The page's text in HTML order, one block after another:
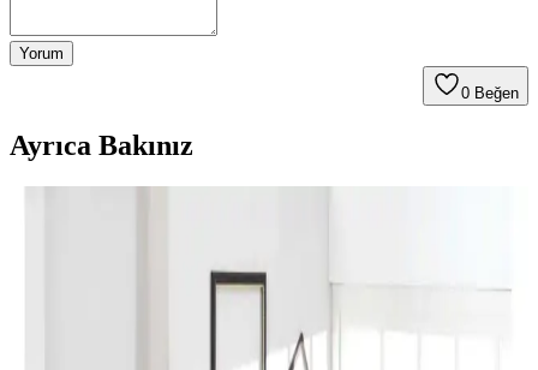
Yorum
0 Beğen
Ayrıca Bakınız
Perde ve nevresim uyumu, krem ve magnolia tonlarındaki odalarda
uyumlu renk ve desen önerileri sunulmaktadır.